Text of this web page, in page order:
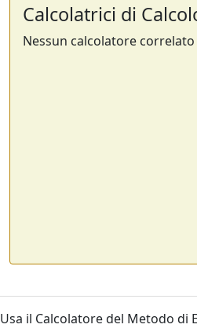
Calcolatrici di
Nessun calcolatore
Usa il Calcolatore del Metodo di